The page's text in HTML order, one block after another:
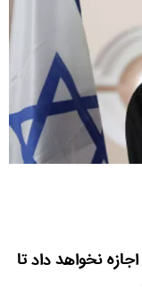
نخواهد داد تا